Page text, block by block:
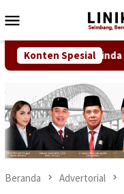
ke
kontenMobile
Konten Spesial
IDI Samarinda
Beranda Advertorial